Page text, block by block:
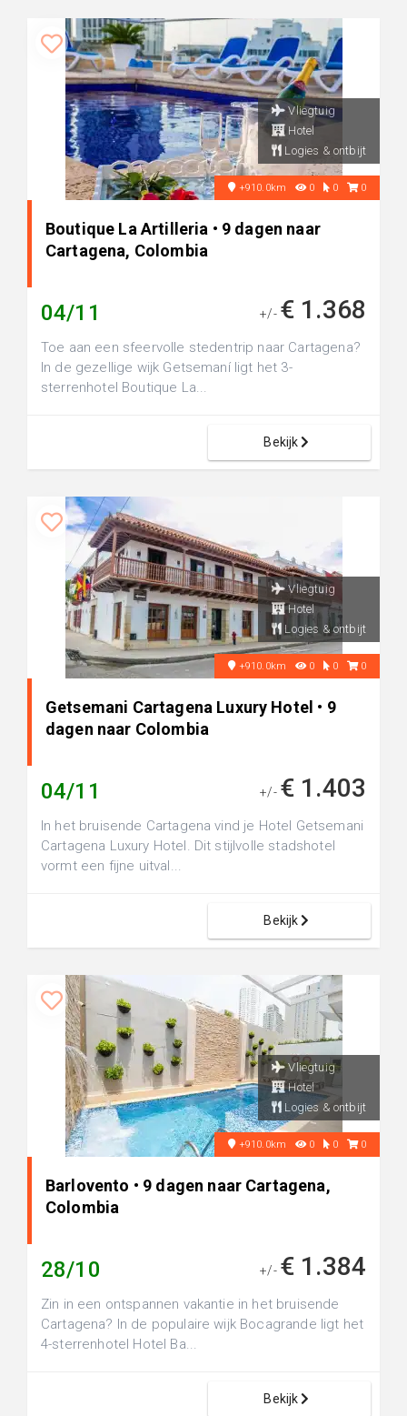
Vliegtuig
Hotel
Logies & ontbijt
+910.0km 0 0 0
Boutique La Artilleria • 9 dagen naar
Cartagena, Colombia
04/11 +/- € 1.368
Toe aan een sfeervolle stedentrip naar Cartagena?
In de gezellige wijk Getsemaní ligt het 3-
sterrenhotel Boutique La...
Bekijk
Vliegtuig
Hotel
Logies & ontbijt
+910.0km 0 0 0
Getsemani Cartagena Luxury Hotel • 9
dagen naar Colombia
04/11 +/- € 1.403
In het bruisende Cartagena vind je Hotel Getsemani
Cartagena Luxury Hotel. Dit stijlvolle stadshotel
vormt een fijne uitval...
Bekijk
Vliegtuig
Hotel
Logies & ontbijt
+910.0km 0 0 0
Barlovento • 9 dagen naar Cartagena,
Colombia
28/10 +/- € 1.384
Zin in een ontspannen vakantie in het bruisende
Cartagena? In de populaire wijk Bocagrande ligt het
4-sterrenhotel Hotel Ba...
Bekijk